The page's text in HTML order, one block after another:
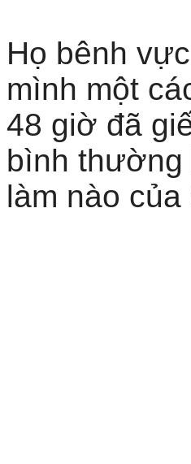
Họ bênh
mình một
48 giờ đã
bình thường
làm nào